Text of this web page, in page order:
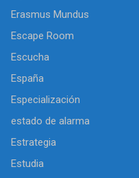
Erasmus Mundus
Escape Room
Escucha
España
Especialización
estado de alarma
Estrategia
Estudia